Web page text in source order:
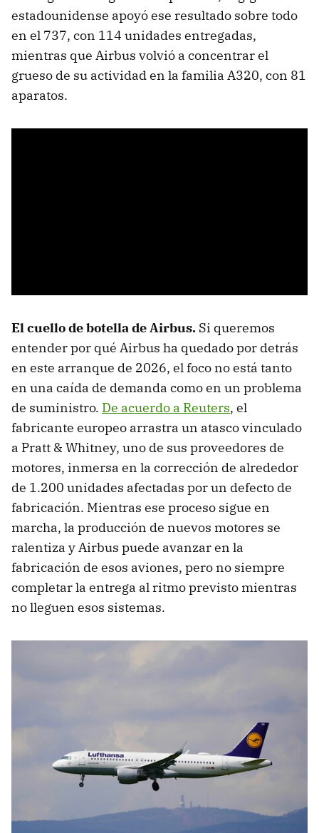
estadounidense apoyó ese resultado sobre todo
en el 737, con 114 unidades entregadas,
mientras que Airbus volvió a concentrar el
grueso de su actividad en la familia A320, con 81
aparatos.
El cuello de botella de Airbus. Si queremos
entender por qué Airbus ha quedado por detrás
en este arranque de 2026, el foco no está tanto
en una caída de demanda como en un problema
de suministro. De acuerdo a Reuters, el
fabricante europeo arrastra un atasco vinculado
a Pratt & Whitney, uno de sus proveedores de
motores, inmersa en la corrección de alrededor
de 1.200 unidades afectadas por un defecto de
fabricación. Mientras ese proceso sigue en
marcha, la producción de nuevos motores se
ralentiza y Airbus puede avanzar en la
fabricación de esos aviones, pero no siempre
completar la entrega al ritmo previsto mientras
no lleguen esos sistemas.